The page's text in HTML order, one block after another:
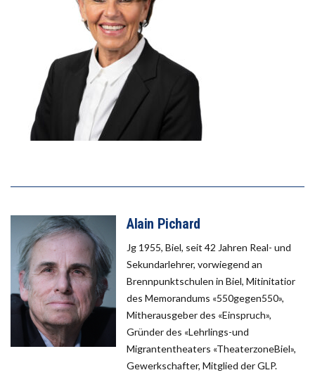
Alain Pichard
Jg 1955, Biel, seit 42 Jahren Real- und
Sekundarlehrer, vorwiegend an
Brennpunktschulen in Biel, Mitinitatior
des Memorandums «550gegen550»,
Mitherausgeber des «Einspruch»,
Gründer des «Lehrlings-und
Migrantentheaters «TheaterzoneBiel»,
Gewerkschafter, Mitglied der GLP.